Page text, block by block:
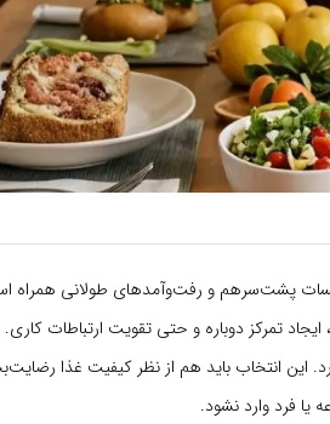
پشت‌سرهم و رفت‌وآمدهای طولانی همراه
تمرکز دوباره و حتی تقویت ارتباطات
این انتخاب باید هم از نظر کیفیت غذا
یا فرد وارد نشود.